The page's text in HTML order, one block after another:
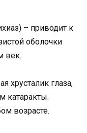
– приводит к
оболочки
век.
хрусталик глаза,
катаракты.
возрасте.